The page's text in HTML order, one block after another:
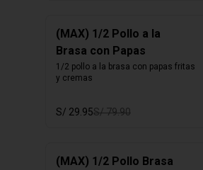
(MAX) 1/2 Pollo a la
Brasa con Papas
1/2 pollo a la brasa con papas fritas
y cremas
S/ 29.95S/ 79.90
(MAX) 1/2 Pollo Brasa